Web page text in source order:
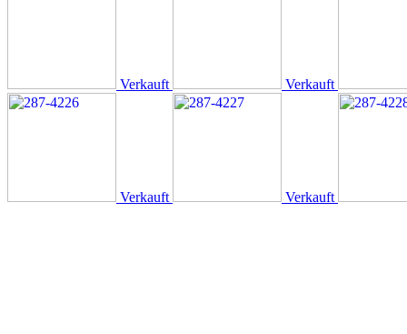
Verkauft Verkauft
Verkauft Verkauft